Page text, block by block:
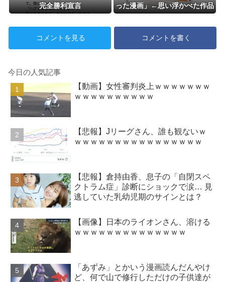
完全勝利宣言 った漫画」←思い浮かべた作品
コメントを見る コメントを書く
今日の人気記事
【動画】女性審判炎上ｗｗｗｗｗｗｗ
ｗｗｗｗｗｗｗｗｗｗ
【悲報】Jリーグさん、誰も観ないｗ
ｗｗｗｗｗｗｗｗｗｗｗｗｗｗｗｗ
【悲報】倉持由香、息子の「自閉スペ
クトラム症」診断にショックで涙… 見
逃していた乳幼児期のサインとは？
【画像】日本のライオンさん、溶ける
ｗｗｗｗｗｗｗｗｗｗｗｗｗｗ
「あずみ」とかいう漫画読んだんやけ
ど、何で山で修行しただけの子供達が